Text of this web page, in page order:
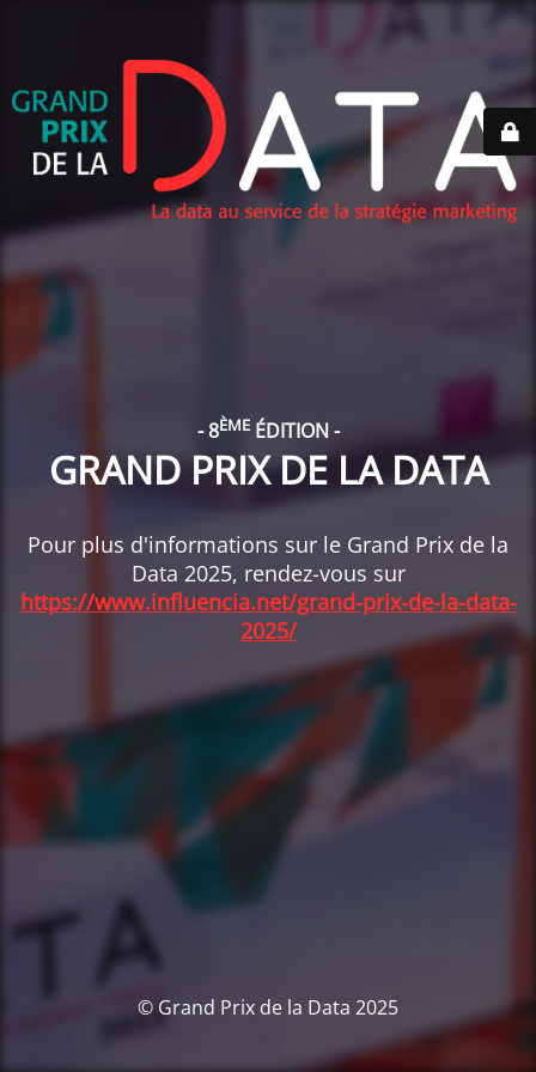
- 8ÈMEÉDITION -
GRAND PRIX DE LA DATA
Pour plus d'informations sur le Grand Prix de la
Data 2025, rendez-vous sur
https://www.influencia.net/grand-prix-de-la-data-
2025/
© Grand Prix de la Data 2025